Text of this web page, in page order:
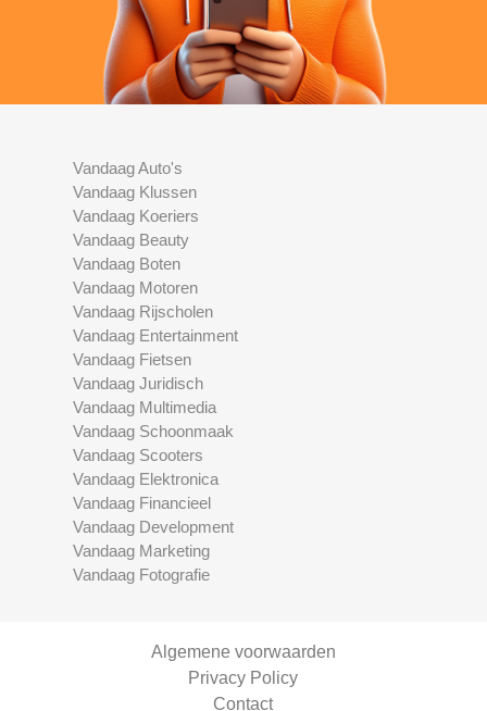
Vandaag Auto's
Vandaag Klussen
Vandaag Koeriers
Vandaag Beauty
Vandaag Boten
Vandaag Motoren
Vandaag Rijscholen
Vandaag Entertainment
Vandaag Fietsen
Vandaag Juridisch
Vandaag Multimedia
Vandaag Schoonmaak
Vandaag Scooters
Vandaag Elektronica
Vandaag Financieel
Vandaag Development
Vandaag Marketing
Vandaag Fotografie
Algemene voorwaarden
Privacy Policy
Contact